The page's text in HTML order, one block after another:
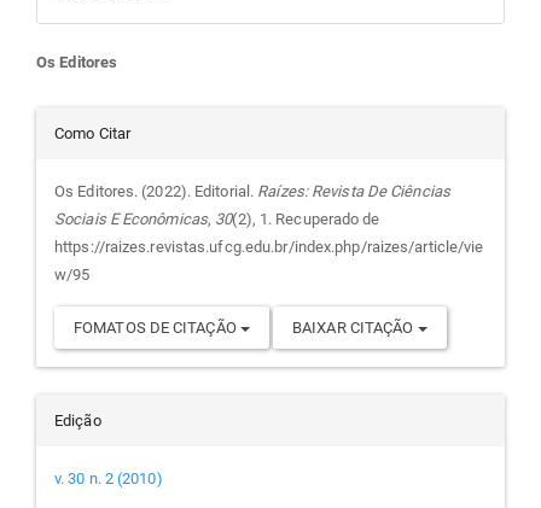
Conteúdo
do
artigo
principal
Os Editores
Detalhes
do
artigo
Como Citar
Os Editores. (2022). Editorial. Raízes: Revista De Ciências
Sociais E Econômicas, 30(2), 1. Recuperado de
https://raizes.revistas.ufcg.edu.br/index.php/raizes/article/vie
w/95
FOMATOS DE CITAÇÃO BAIXAR CITAÇÃO
Edição
v. 30 n. 2 (2010)